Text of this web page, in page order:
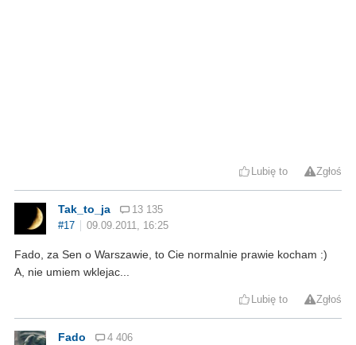
Lubię to Zgłoś
Tak_to_ja
13 135
#17
09.09.2011, 16:25
Fado, za Sen o Warszawie, to Cie normalnie prawie kocham :)
A, nie umiem wklejac...
Lubię to Zgłoś
Fado
4 406